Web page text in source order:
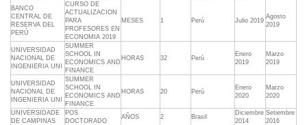
BANCO
CENTRAL DE
RESERVA DEL
PERÚ
CURSO DE
ACTUALIZACION
PARA
PROFESORES EN
ECONOMIA 2019
MESES 1 Perú Julio 2019
Agosto
2019
UNIVERSIDAD
NACIONAL DE
INGENIERIA UNI
SUMMER
SCHOOL IN
ECONOMICS AND
FINANCE
HORAS 32 Perú
Enero
2019
Marzo
2019
UNIVERSIDAD
NACIONAL DE
INGENIERIA UNI
SUMMER
SCHOOL IN
ECONOMICS AND
FINANCE
HORAS 20 Perú
Enero
2020
Marzo
2020
UNIVERSIDADE
DE CAMPINAS
POS
DOCTORADO
AÑOS 2 Brasil
Diciembre
2014
Setiembre
2016